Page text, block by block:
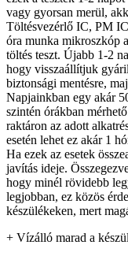
vagy gyorsan merül,
Töltésvezérlő IC, PM
óra munka mikroszkóp
töltés teszt. Újabb 1-2
hogy visszaállítjuk
biztonsági mentésre,
Napjainkban egy akár
szintén órákban
raktáron az adott
esetén lehet ez akár 1
Ha ezek az esetek
javítás ideje.
hogy minél rövidebb
legjobban, ez közös
készülékeken, mert
+ Vízálló marad a